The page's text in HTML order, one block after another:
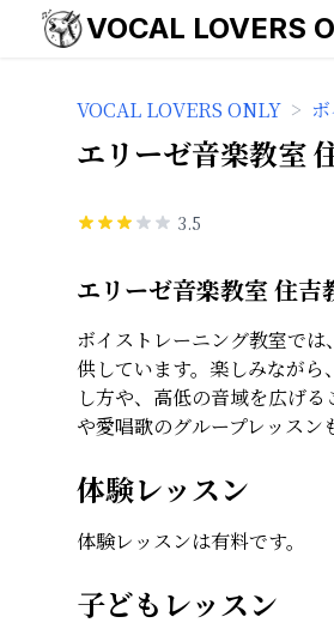
VOCAL LOVERS
VOCAL LOVERS ONLY >
エリーゼ音楽教室
3.5
エリーゼ音楽教室 住
ボイストレーニング教室で
供しています。楽しみなが
し方や、高低の音域を広げ
や愛唱歌のグループレッスン
体験レッスン
体験レッスンは有料です。
子どもレッスン